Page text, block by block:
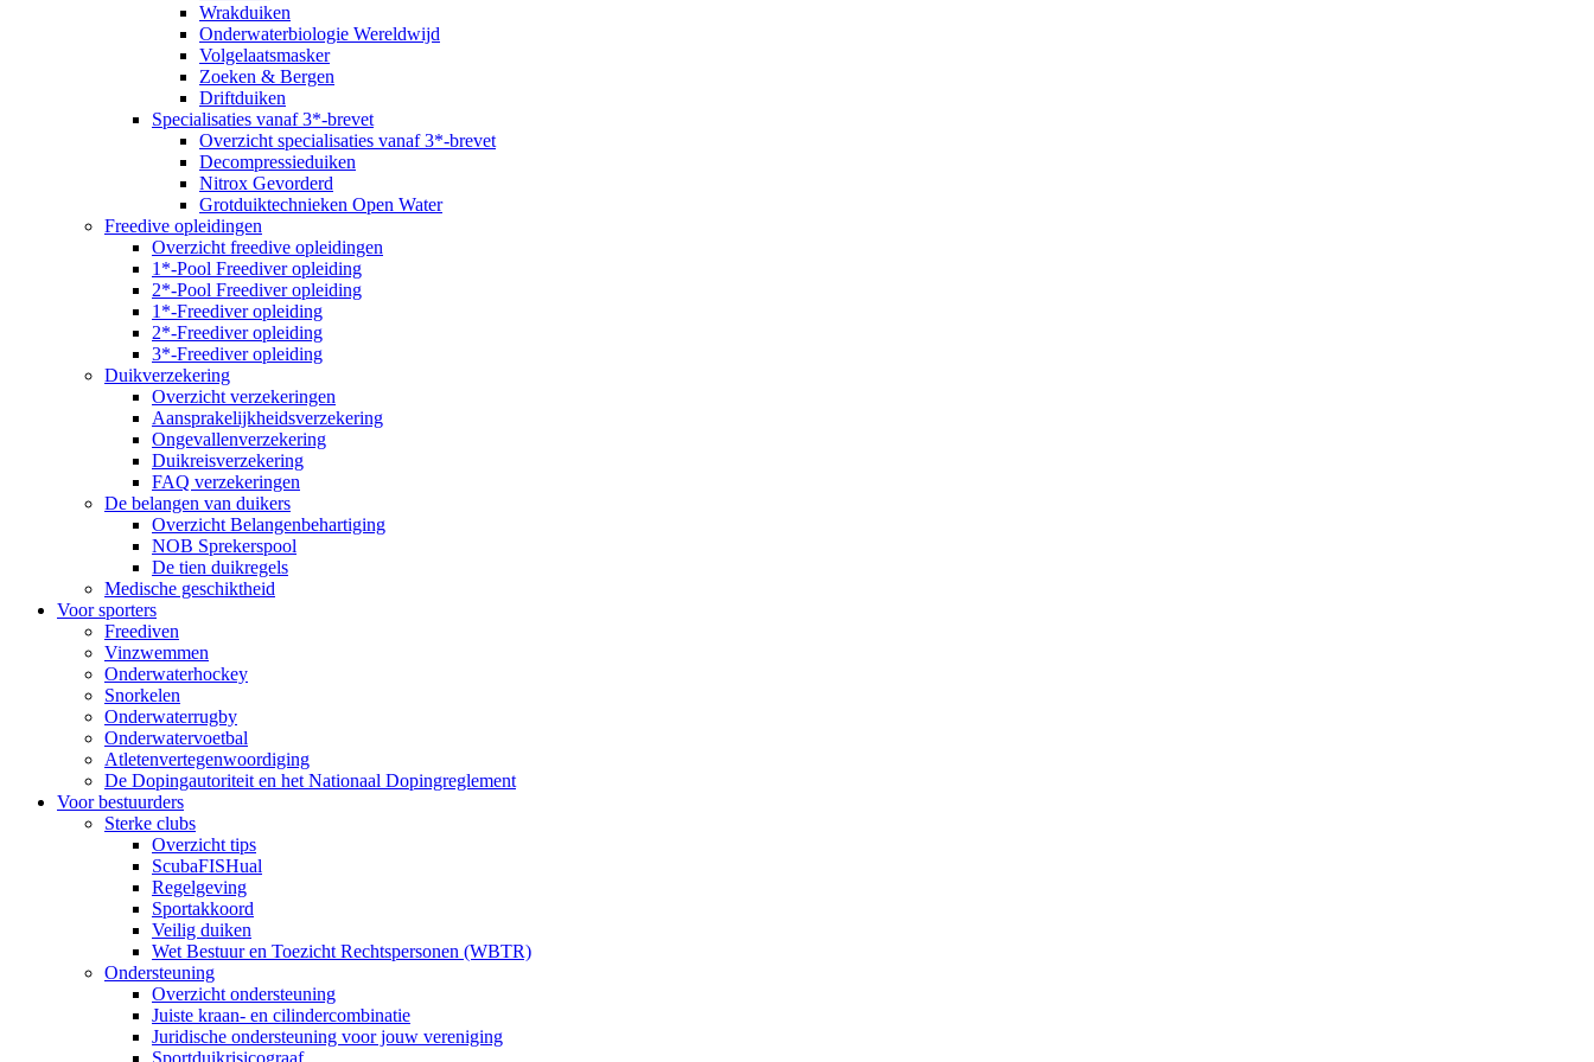
Wrakduiken
Onderwaterbiologie Wereldwijd
Volgelaatsmasker
Zoeken & Bergen
Driftduiken
Specialisaties vanaf 3*-brevet
Overzicht specialisaties vanaf 3*-brevet
Decompressieduiken
Nitrox Gevorderd
Grotduiktechnieken Open Water
Freedive opleidingen
Overzicht freedive opleidingen
1*-Pool Freediver opleiding
2*-Pool Freediver opleiding
1*-Freediver opleiding
2*-Freediver opleiding
3*-Freediver opleiding
Duikverzekering
Overzicht verzekeringen
Aansprakelijkheidsverzekering
Ongevallenverzekering
Duikreisverzekering
FAQ verzekeringen
De belangen van duikers
Overzicht Belangenbehartiging
NOB Sprekerspool
De tien duikregels
Medische geschiktheid
Voor sporters
Freediven
Vinzwemmen
Onderwaterhockey
Snorkelen
Onderwaterrugby
Onderwatervoetbal
Atletenvertegenwoordiging
De Dopingautoriteit en het Nationaal Dopingreglement
Voor bestuurders
Sterke clubs
Overzicht tips
ScubaFISHual
Regelgeving
Sportakkoord
Veilig duiken
Wet Bestuur en Toezicht Rechtspersonen (WBTR)
Ondersteuning
Overzicht ondersteuning
Juiste kraan- en cilindercombinatie
Juridische ondersteuning voor jouw vereniging
Sportduikrisicograaf